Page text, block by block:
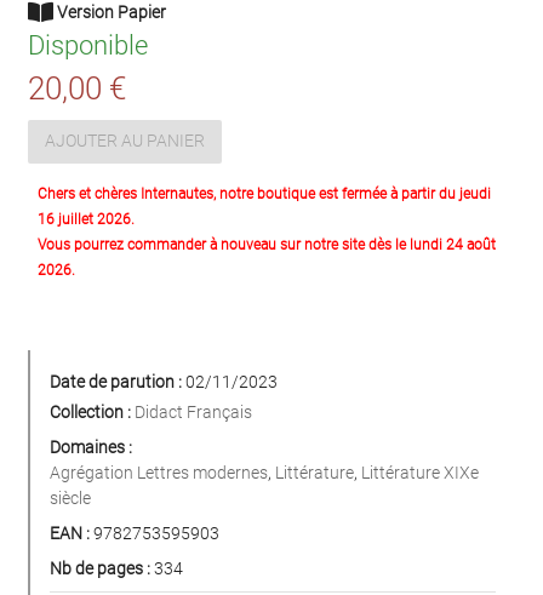
Version Papier
Disponible
20,00 €
AJOUTER AU PANIER
Chers et chères Internautes, notre boutique est fermée à partir du jeudi
16 juillet 2026.
Vous pourrez commander à nouveau sur notre site dès le lundi 24 août
2026.
Date de parution :02/11/2023
Collection : Didact Français
Domaines :
Agrégation Lettres modernes, Littérature, Littérature XIXe
siècle
EAN :9782753595903
Nb de pages :334